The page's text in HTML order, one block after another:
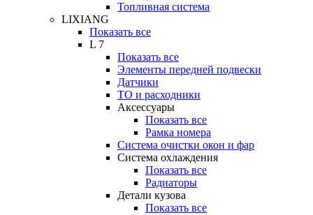
Топливная система
LIXIANG
Показать все
L 7
Показать все
Элементы передней подвески
Датчики
ТО и расходники
Аксессуары
Показать все
Рамка номера
Система очистки окон и фар
Система охлаждения
Показать все
Радиаторы
Детали кузова
Показать все